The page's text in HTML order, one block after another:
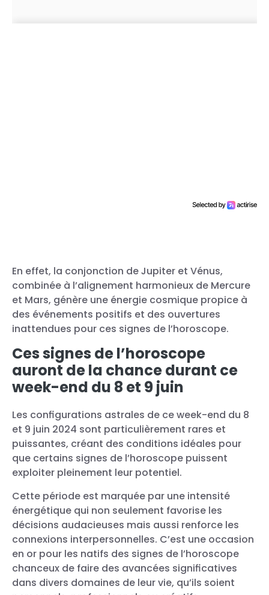
En effet, la conjonction de Jupiter et Vénus,
combinée à l’alignement harmonieux de Mercure
et Mars, génère une énergie cosmique propice à
des événements positifs et des ouvertures
inattendues pour ces signes de l’horoscope.
Ces signes de l’horoscope
auront de la chance durant ce
week-end du 8 et 9 juin
Les configurations astrales de ce week-end du 8
et 9 juin 2024 sont particulièrement rares et
puissantes, créant des conditions idéales pour
que certains signes de l’horoscope puissent
exploiter pleinement leur potentiel.
Cette période est marquée par une intensité
énergétique qui non seulement favorise les
décisions audacieuses mais aussi renforce les
connexions interpersonnelles. C’est une occasion
en or pour les natifs des signes de l’horoscope
chanceux de faire des avancées significatives
dans divers domaines de leur vie, qu’ils soient